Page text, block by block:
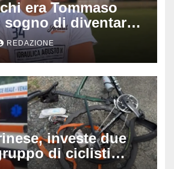
era Tommaso
di diventare
fascia da
il dolore di Bologna
morto in mare
REDAZIONE
investe due
di ciclisti